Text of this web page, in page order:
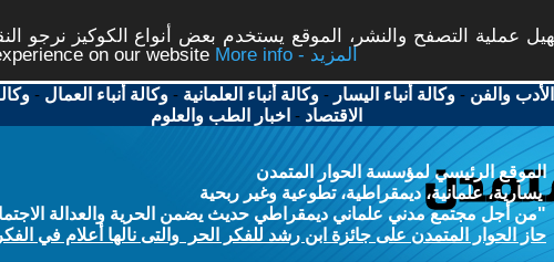
عملية التصفح والنشر، الموقع يستخدم بعض أنواع الكوكيز نرجو
on our website
More info - المزيد
الأدب والفن -وكالة أنباء اليسار -وكالة أنباء العلمانية -وكالة أنباء العمال -
الاقتصاد - اخبار الطب والعلوم
الموقع الرئيسي لمؤسسة الحوار المتمدن
يسارية، علمانية، ديمقراطية، تطوعية وغير ربحية
"من أجل مجتمع مدني علماني ديمقراطي حديث يضمن الحرية والعدالة
حاز الحوار المتمدن على جائزة ابن رشد للفكر الحر والتى نالها أعلام في